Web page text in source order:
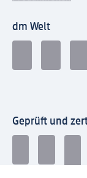
dm Welt
Geprüft und